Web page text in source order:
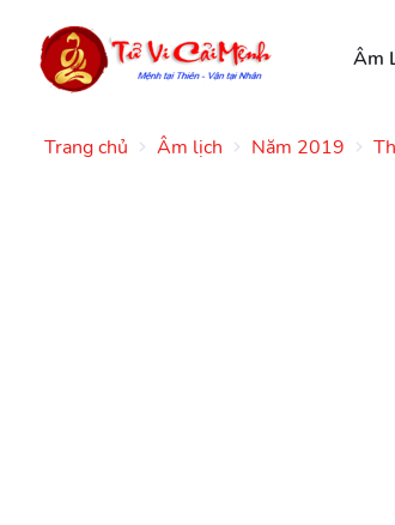
Âm
Trang chủ Âm lịch Năm 2019